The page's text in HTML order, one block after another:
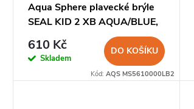
u
o
Aqua Sphere plavecké brýle
SEAL KID 2 XB AQUA/BLUE,
čirý zorník
610 Kč
Skladem
DO KOŠÍKU
Kód:AQS MS5610000LB2